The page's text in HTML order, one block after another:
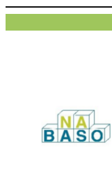
Zum
Inhalt